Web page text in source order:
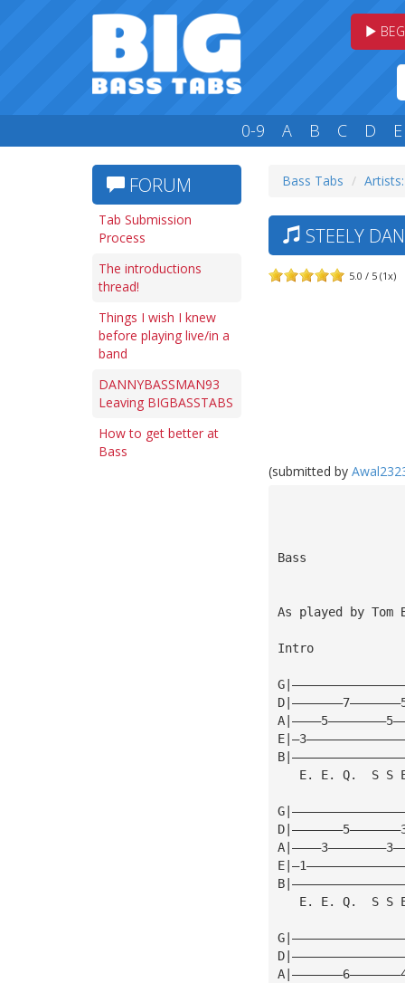
0-9 A B C D E
FORUM
Tab Submission
Process
The introductions
thread!
Things I wish I knew
before playing live/in a
band
DANNYBASSMAN93
Leaving BIGBASSTABS
How to get better at
Bass
Bass Tabs
STEELY
5.0 / 5 (1x)
(submitted by
As played by Tom
Intro
E. E. Q.  S
E. E. Q.  S